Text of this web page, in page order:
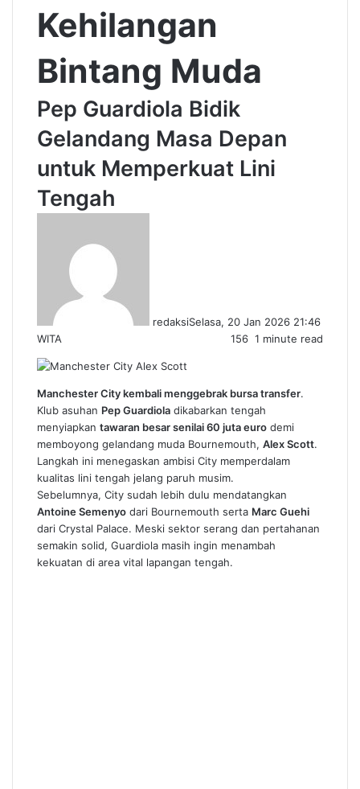
Kehilangan
Bintang Muda
Pep Guardiola Bidik
Gelandang Masa Depan
untuk Memperkuat Lini
Tengah
redaksiSelasa, 20 Jan 2026 21:46
WITA
156 1 minute read
Manchester City kembali menggebrak bursa transfer.
Klub asuhan Pep Guardiola dikabarkan tengah
menyiapkan tawaran besar senilai 60 juta euro demi
memboyong gelandang muda Bournemouth, Alex Scott.
Langkah ini menegaskan ambisi City memperdalam
kualitas lini tengah jelang paruh musim.
Sebelumnya, City sudah lebih dulu mendatangkan
Antoine Semenyo dari Bournemouth serta Marc Guehi
dari Crystal Palace. Meski sektor serang dan pertahanan
semakin solid, Guardiola masih ingin menambah
kekuatan di area vital lapangan tengah.